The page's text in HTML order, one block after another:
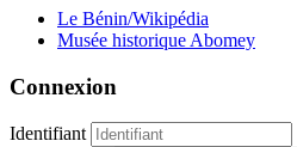
Le Bénin/Wikipédia
Musée historique Abomey
Connexion
Identifiant